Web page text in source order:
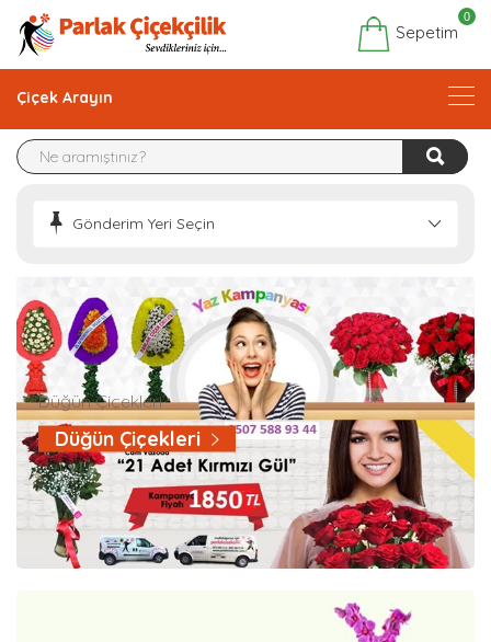
Sepetim
0
Çiçek Arayın
Gönderim Yeri Seçin
Düğün Çiçekleri
Düğün Çiçekleri